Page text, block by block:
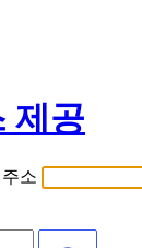
제공
소